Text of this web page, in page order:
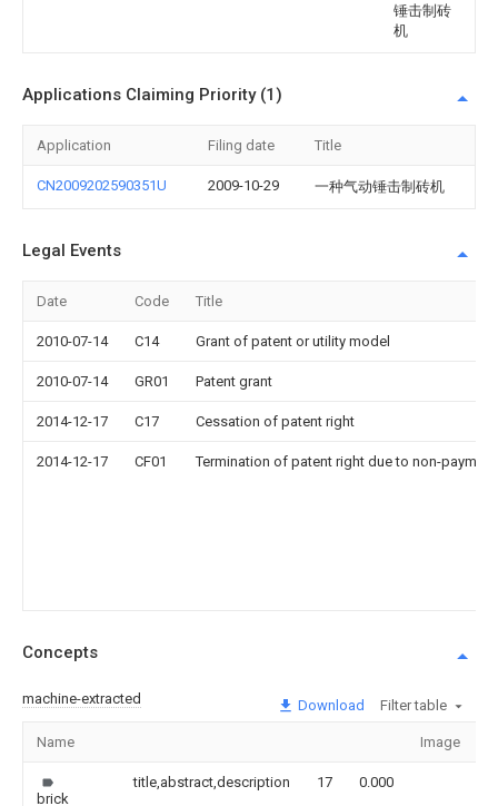
锤击制砖
机
Applications Claiming Priority (1)
Application Filing date Title
CN2009202590351U 2009-10-29 一种气动锤击制砖机
Legal Events
Date Code Title
2010-07-14 C14 Grant of patent or utility model
2010-07-14 GR01 Patent grant
2014-12-17 C17 Cessation of patent right
2014-12-17 CF01 Termination of patent right due to non-
Concepts
machine-extracted Download Filter table
Name Image
brick
title,abstract,description 17 0.000